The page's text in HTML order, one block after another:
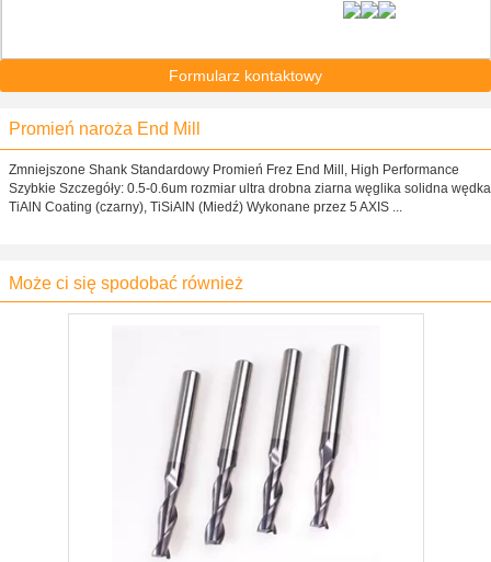
Formularz kontaktowy
Promień naroża End Mill
Zmniejszone Shank Standardowy Promień Frez End Mill, High Performance
Szybkie Szczegóły: 0.5-0.6um rozmiar ultra drobna ziarna węglika solidna wędka
TiAlN Coating (czarny), TiSiAlN (Miedź) Wykonane przez 5 AXIS ...
Może ci się spodobać również